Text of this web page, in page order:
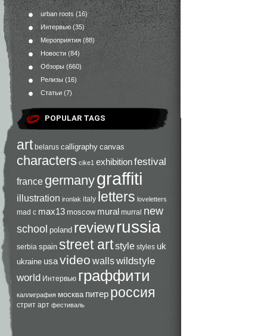
urban roots (16)
Интервью (35)
Мероприятия (88)
Новости (84)
Обзоры (660)
Релизы (16)
Статьи (7)
POPULAR TAGS
art belarus calligraphy canvas
characters cike1 exhibitionfestival
france germanygraffiti
illustration ironlak italy letters loveletters
mad c max13 moscow mural murral new
school poland reviewrussia
serbia spain street artstyle styles uk
ukraine usavideo wallswildstyle
world Интервью граффити
каллиграфия москва питер россия
стрит арт фестиваль